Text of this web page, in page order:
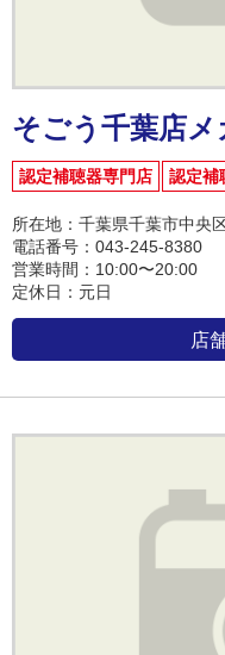
そごう千葉店
認定補聴器専門店 認定補
所在地：千葉県千葉市中央
電話番号：043-245-8380
営業時間：10:00〜20:00
定休日：元日
店